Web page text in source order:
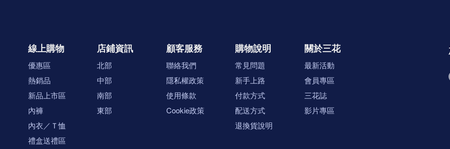
線上購物
優惠區
熱銷品
新品上市區
內褲
內衣／Ｔ恤
禮盒送禮區
店鋪資訊
北部
中部
南部
東部
顧客服務
聯絡我們
隱私權政策
使用條款
Cookie政策
購物說明
常見問題
新手上路
付款方式
配送方式
退換貨說明
關於三花
最新活動
會員專區
三花誌
影片專區